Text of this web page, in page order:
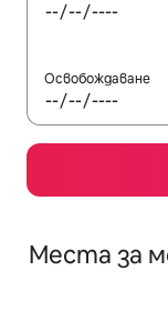
Освобождаване
Места за